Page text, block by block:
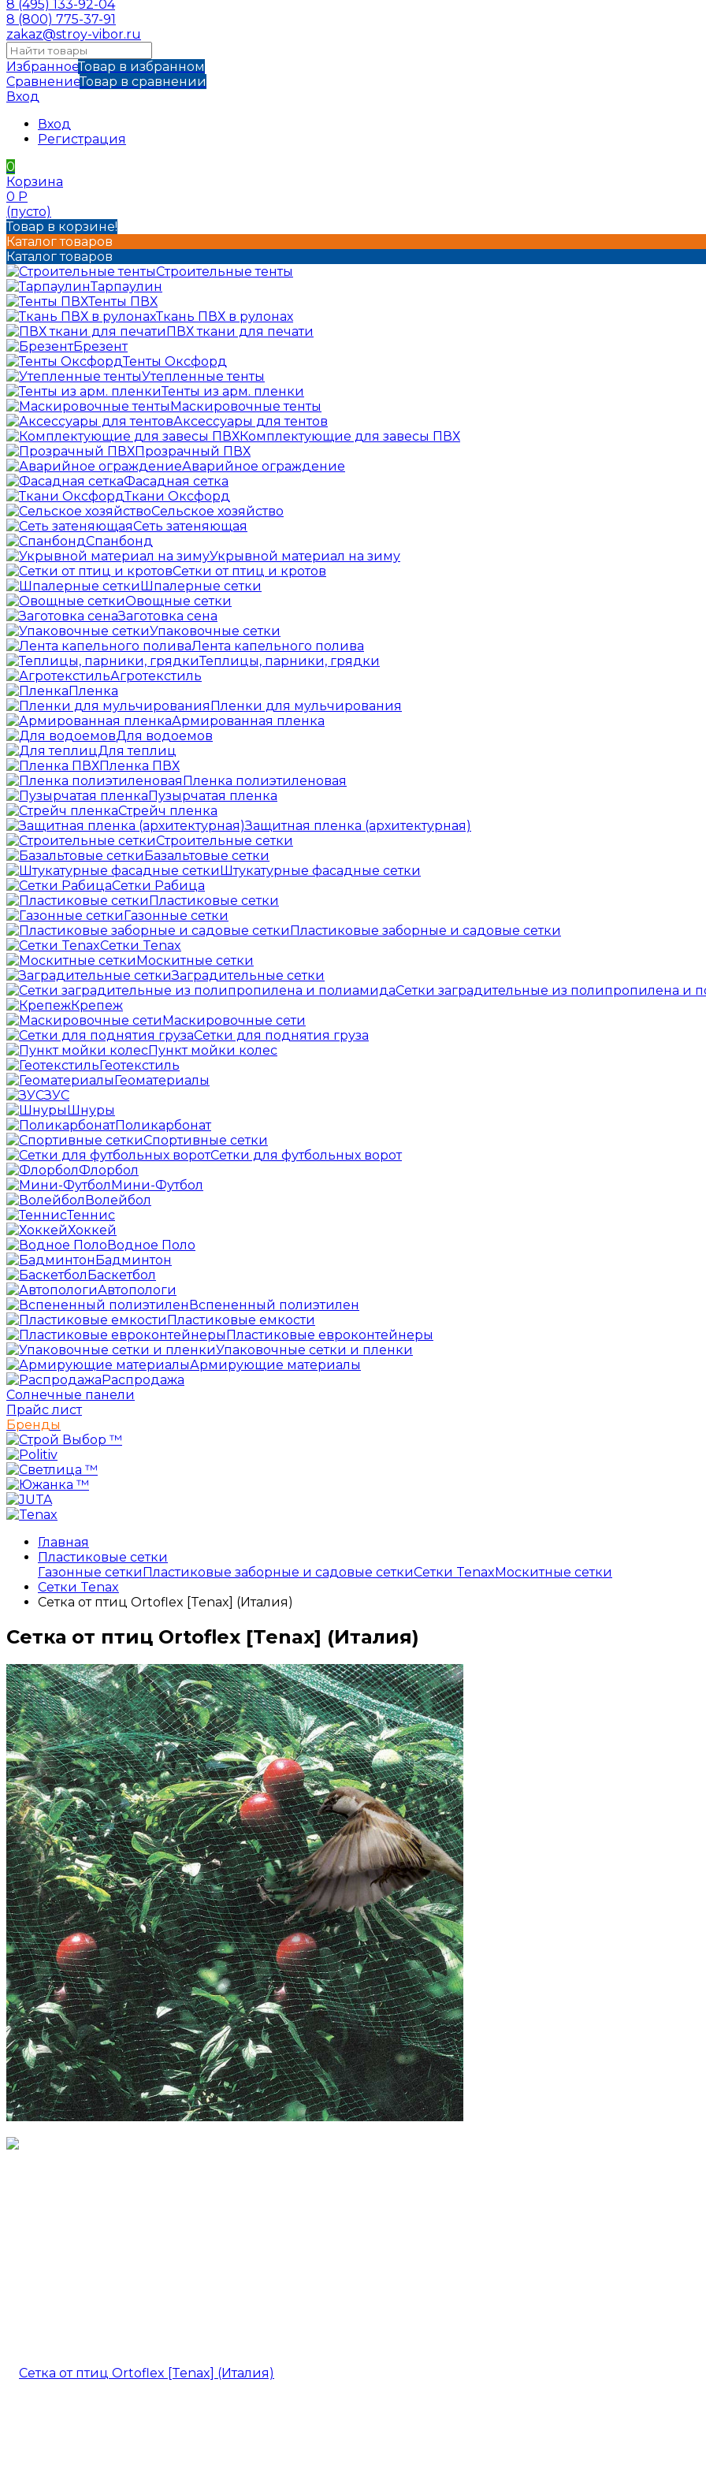
8 (495) 133-92-04
8 (800) 775-37-91
zakaz@stroy-vibor.ru
ИзбранноеТовар в избранном
СравнениеТовар в сравнении
Вход
Вход
Регистрация
0
Корзина
0 Р
(пусто)
Товар в корзине!
Каталог товаров
Каталог товаров
Строительные тенты
Тарпаулин
Тенты ПВХ
Ткань ПВХ в рулонах
ПВХ ткани для печати
Брезент
Тенты Оксфорд
Утепленные тенты
Тенты из арм. пленки
Маскировочные тенты
Аксессуары для тентов
Комплектующие для завесы ПВХ
Прозрачный ПВХ
Аварийное ограждение
Фасадная сетка
Ткани Оксфорд
Сельское хозяйство
Сеть затеняющая
Спанбонд
Укрывной материал на зиму
Сетки от птиц и кротов
Шпалерные сетки
Овощные сетки
Заготовка сена
Упаковочные сетки
Лента капельного полива
Теплицы, парники, грядки
Агротекстиль
Пленка
Пленки для мульчирования
Армированная пленка
Для водоемов
Для теплиц
Пленка ПВХ
Пленка полиэтиленовая
Пузырчатая пленка
Cтрейч пленка
Защитная пленка (архитектурная)
Строительные сетки
Базальтовые сетки
Штукатурные фасадные сетки
Сетки Рабица
Пластиковые сетки
Газонные сетки
Пластиковые заборные и садовые сетки
Сетки Tenax
Москитные сетки
Заградительные сетки
Сетки заградительные из полипропилена и
Крепеж
Маскировочные сети
Сетки для поднятия груза
Пункт мойки колес
Геотекстиль
Геоматериалы
ЗУС
Шнуры
Поликарбонат
Спортивные сетки
Сетки для футбольных ворот
Флорбол
Мини-Футбол
Волейбол
Теннис
Хоккей
Водное Поло
Бадминтон
Баскетбол
Автопологи
Вспененный полиэтилен
Пластиковые емкости
Пластиковые евроконтейнеры
Упаковочные сетки и пленки
Армирующие материалы
Распродажа
Солнечные панели
Прайс лист
Бренды
Главная
Пластиковые сетки
Газонные сеткиПластиковые заборные и садовые сеткиСетки TenaxМоскитные сетки
Сетки Tenax
Сетка от птиц Ortoflex [Tenax] (Италия)
Сетка от птиц Ortoflex [Tenax] (Италия)